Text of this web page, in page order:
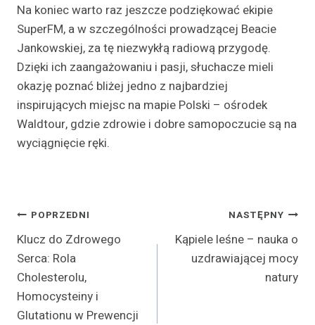
Na koniec warto raz jeszcze podziękować ekipie
SuperFM, a w szczególności prowadzącej Beacie
Jankowskiej, za tę niezwykłą radiową przygodę.
Dzięki ich zaangażowaniu i pasji, słuchacze mieli
okazję poznać bliżej jedno z najbardziej
inspirujących miejsc na mapie Polski – ośrodek
Waldtour, gdzie zdrowie i dobre samopoczucie są na
wyciągnięcie ręki.
Nawigacja
wpisu
POPRZEDNI
Klucz do Zdrowego
Serca: Rola
Cholesterolu,
Homocysteiny i
Glutationu w Prewencji
NASTĘPNY
Kąpiele leśne – nauka o
uzdrawiającej mocy
natury